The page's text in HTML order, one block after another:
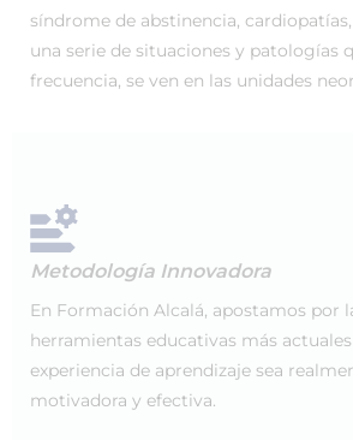
síndrome de abstinencia,
una serie de situaciones y patologías
frecuencia, se ven en las unidades
Metodología Innovadora
En Formación Alcalá, apostamos por
herramientas educativas más
experiencia de aprendizaje sea
motivadora y efectiva.